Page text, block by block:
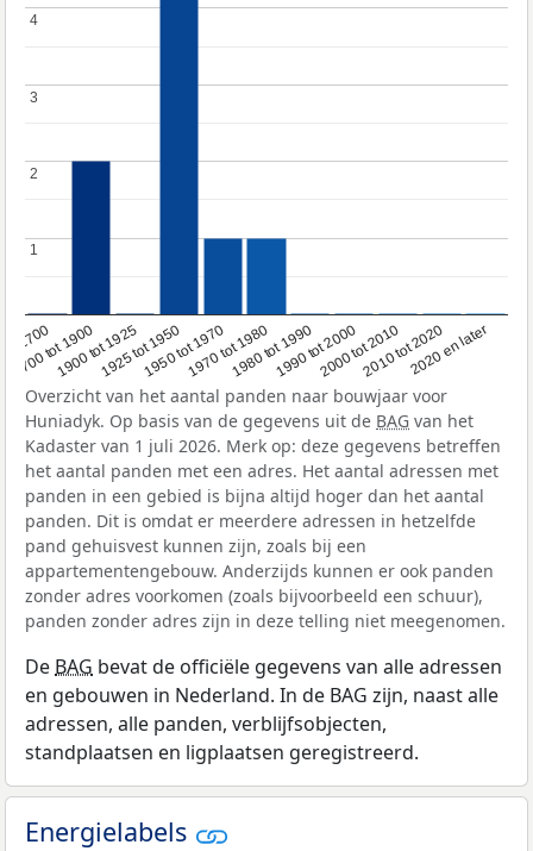
1700
1700 tot 1900
1900 tot 19251925 tot 19501950 tot 19701970 tot 19801980 tot 19901990 tot 20002000 tot 20102010 tot 20202020 en later
1
1
2
2
3
3
4
4
Overzicht van het aantal panden naar bouwjaar voor
Huniadyk. Op basis van de gegevens uit de BAG van het
Kadaster van 1 juli 2026. Merk op: deze gegevens betreffen
het aantal panden met een adres. Het aantal adressen met
panden in een gebied is bijna altijd hoger dan het aantal
panden. Dit is omdat er meerdere adressen in hetzelfde
pand gehuisvest kunnen zijn, zoals bij een
appartementengebouw. Anderzijds kunnen er ook panden
zonder adres voorkomen (zoals bijvoorbeeld een schuur),
panden zonder adres zijn in deze telling niet meegenomen.
De BAG bevat de officiële gegevens van alle adressen
en gebouwen in Nederland. In de BAG zijn, naast alle
adressen, alle panden, verblijfsobjecten,
standplaatsen en ligplaatsen geregistreerd.
Energielabels